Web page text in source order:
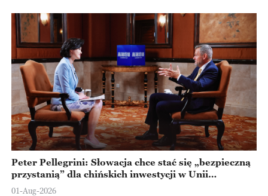
Peter Pellegrini: Słowacja chce stać się „bezpieczną
przystanią” dla chińskich inwestycji w Unii
Europejskiej
01-Aug-2026